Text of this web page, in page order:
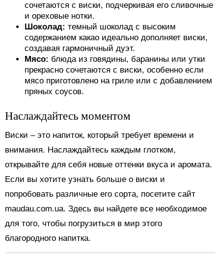
сочетаются с виски, подчеркивая его сливочные
и ореховые нотки.
Шоколад: темный шоколад с высоким
содержанием какао идеально дополняет виски,
создавая гармоничный дуэт.
Мясо: блюда из говядины, баранины или утки
прекрасно сочетаются с виски, особенно если
мясо приготовлено на гриле или с добавлением
пряных соусов.
Наслаждайтесь моментом
Виски – это напиток, который требует времени и
внимания. Наслаждайтесь каждым глотком,
открывайте для себя новые оттенки вкуса и аромата.
Если вы хотите узнать больше о виски и
попробовать различные его сорта, посетите сайт
maudau.com.ua. Здесь вы найдете все необходимое
для того, чтобы погрузиться в мир этого
благородного напитка.